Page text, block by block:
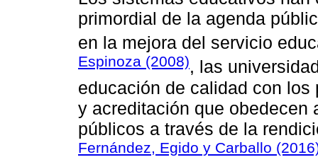
primordial de la agenda
en la mejora del servicio
Espinoza (2008), las
educación de calidad con
y acreditación que obedecen
públicos a través de la
Fernández, Egido y Carballo